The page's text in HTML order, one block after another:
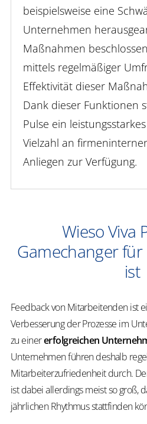
beispielsweise eine
Unternehmen
Maßnahmen
mittels regelmäßiger
Effektivität dieser
Dank dieser Funktionen
Pulse ein
Vielzahl an
Anliegen zur Verfügung.
Wieso Viva
Gamechanger
ist
Feedback von Mitarbeitenden ist
Verbesserung der Prozesse im
zu einererfolgreichen
Unternehmen führen deshalb
Mitarbeiterzufriedenheit durch.
ist dabei allerdings meist so groß,
jährlichen Rhythmus stattfinden